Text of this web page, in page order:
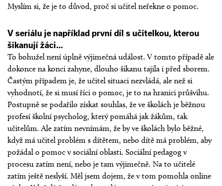
Myslím si, že je to důvod, proč si učitel neřekne o pomoc.
V seriálu je například první díl s učitelkou, kterou
šikanují žáci…
To bohužel není úplně výjimečná událost. V tomto případě ale
dokonce na konci zahyne, dlouho šikanu tajila i před sborem.
Častým případem je, že učitel situaci nezvládá, ale než si
vyhodnotí, že si musí říci o pomoc, je to na hranici průšvihu.
Postupně se podařilo získat souhlas, že ve školách je běžnou
profesí školní psycholog, který pomáhá jak žákům, tak
učitelům. Ale zatím nevnímám, že by ve školách bylo běžné,
když má učitel problém s dítětem, nebo dítě má problém, aby
požádal o pomoc v sociální oblasti. Sociální pedagog v
procesu zatím není, nebo je tam výjimečně. Na to učitelé
zatím ještě neslyší. Měl jsem dojem, že v tom pomohla online